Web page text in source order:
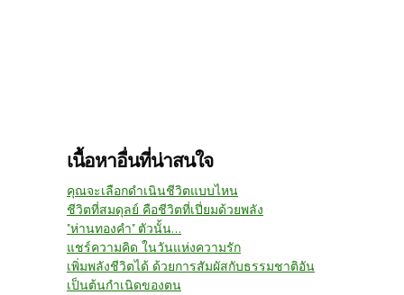
เนื้อหาอื่นที่น่าสนใจ
คุณจะเลือกดำเนินชีวิตแบบไหน
ชีวิตที่สมดุลย์ คือชีวิตที่เปี่ยมด้วยพลัง
"ห่านทองคำ" ตัวนั้น...
แชร์ความคิด ในวันแห่งความรัก
เพิ่มพลังชีวิตได้ ด้วยการสัมผัสกับธรรมชาติอัน
เป็นต้นกำเนิดของตน